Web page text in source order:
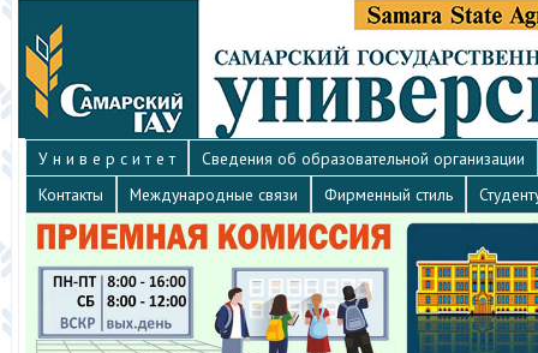
У н и в е р с и т е т
Сведения об образовательной организации
Контакты
Международные связи Фирменный стиль